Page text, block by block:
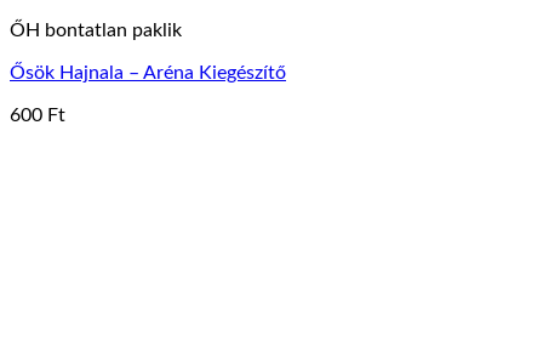
ŐH bontatlan paklik
Ősök Hajnala – Aréna Kiegészítő
600 Ft